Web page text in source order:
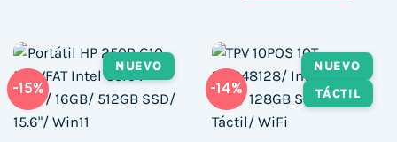
-15%
NUEVO
-14%
NUEVO
TÁCTIL